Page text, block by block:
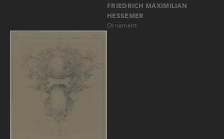
FRIEDRICH MAXIMILIAN
HESSEMER
Ornament